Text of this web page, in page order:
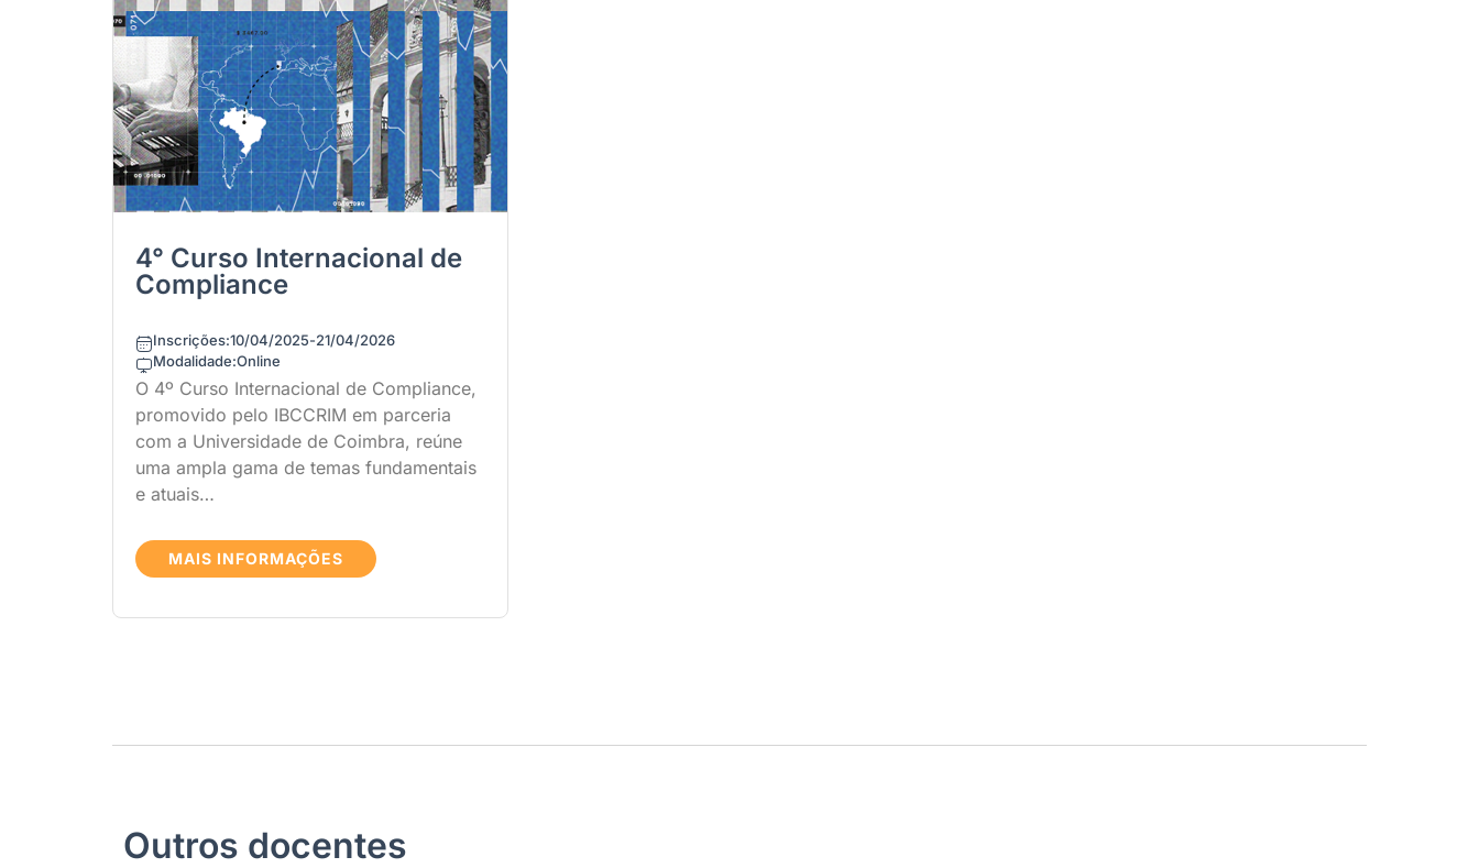
4° Curso Internacional de
Compliance
Inscrições:10/04/2025-21/04/2026
Modalidade:Online
O 4º Curso Internacional de Compliance,
promovido pelo IBCCRIM em parceria
com a Universidade de Coimbra, reúne
uma ampla gama de temas fundamentais
e atuais…
MAIS INFORMAÇÕES
Outros docentes